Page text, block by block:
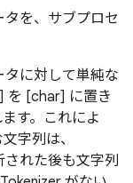
を、サブプロセ
タに対して単純な
を [char] に置き
す。これによ
字列は、
れた後も文字列